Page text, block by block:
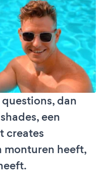
dan
een
creates
monturen heeft,